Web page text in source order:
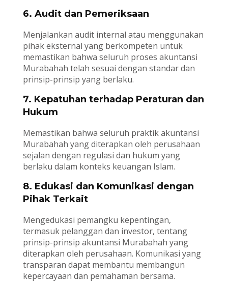
6. Audit dan Pemeriksaan
Menjalankan audit internal atau menggunakan
pihak eksternal yang berkompeten untuk
memastikan bahwa seluruh proses akuntansi
Murabahah telah sesuai dengan standar dan
prinsip-prinsip yang berlaku.
7. Kepatuhan terhadap Peraturan dan
Hukum
Memastikan bahwa seluruh praktik akuntansi
Murabahah yang diterapkan oleh perusahaan
sejalan dengan regulasi dan hukum yang
berlaku dalam konteks keuangan Islam.
8. Edukasi dan Komunikasi dengan
Pihak Terkait
Mengedukasi pemangku kepentingan,
termasuk pelanggan dan investor, tentang
prinsip-prinsip akuntansi Murabahah yang
diterapkan oleh perusahaan. Komunikasi yang
transparan dapat membantu membangun
kepercayaan dan pemahaman bersama.